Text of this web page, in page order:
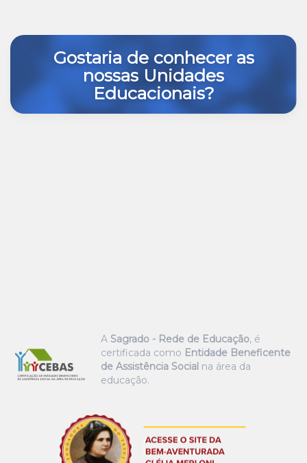
Gostaria de conhecer as
nossas Unidades
Educacionais?
A Sagrado - Rede de Educação, é
certificada como Entidade Beneficente
de Assistência Social na área da
educação.